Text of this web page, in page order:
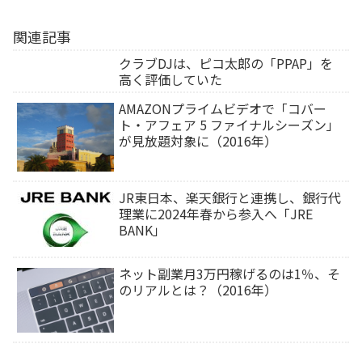
関連記事
クラブDJは、ピコ太郎の「PPAP」を
高く評価していた
AMAZONプライムビデオで「コバー
ト・アフェア 5 ファイナルシーズン」
が見放題対象に（2016年）
JR東日本、楽天銀行と連携し、銀行代
理業に2024年春から参入へ「JRE
BANK」
ネット副業月3万円稼げるのは1％、そ
のリアルとは？（2016年）